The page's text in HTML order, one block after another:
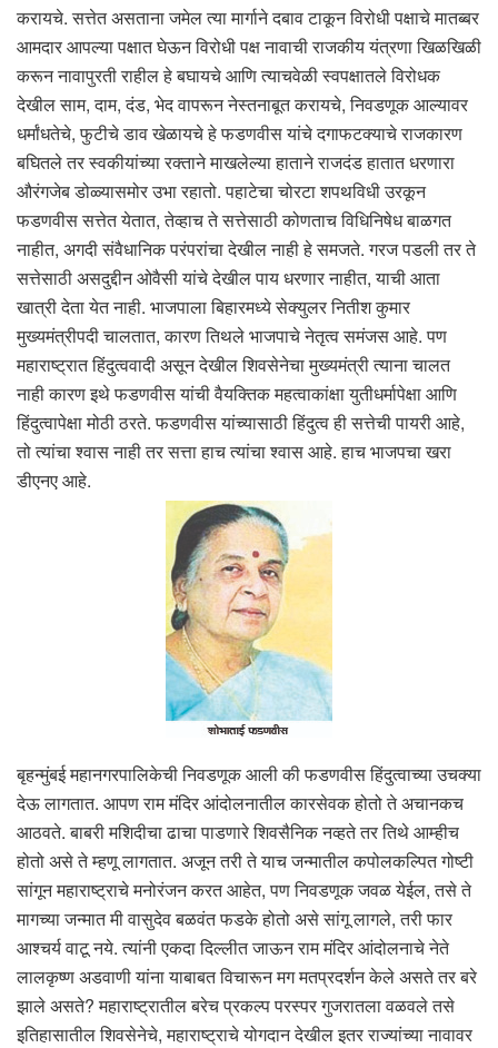
करायचे. सत्तेत असताना जमेल त्या मार्गाने दबाव टाकून विरोधी पक्षाचे मातब्बर
आमदार आपल्या पक्षात घेऊन विरोधी पक्ष नावाची राजकीय यंत्रणा खिळखिळी
करून नावापुरती राहील हे बघायचे आणि त्याचवेळी स्वपक्षातले विरोधक
देखील साम, दाम, दंड, भेद वापरून नेस्तनाबूत करायचे, निवडणूक आल्यावर
धर्मांधतेचे, फुटीचे डाव खेळायचे हे फडणवीस यांचे दगाफटक्याचे राजकारण
बघितले तर स्वकीयांच्या रक्ताने माखलेल्या हाताने राजदंड हातात धरणारा
औरंगजेब डोळ्यासमोर उभा रहातो. पहाटेचा चोरटा शपथविधी उरकून
फडणवीस सत्तेत येतात, तेव्हाच ते सत्तेसाठी कोणताच विधिनिषेध बाळगत
नाहीत, अगदी संवैधानिक परंपरांचा देखील नाही हे समजते. गरज पडली तर ते
सत्तेसाठी असदुद्दीन ओवैसी यांचे देखील पाय धरणार नाहीत, याची आता
खात्री देता येत नाही. भाजपाला बिहारमध्ये सेक्युलर नितीश कुमार
मुख्यमंत्रीपदी चालतात, कारण तिथले भाजपाचे नेतृत्व समंजस आहे. पण
महाराष्ट्रात हिंदुत्ववादी असून देखील शिवसेनेचा मुख्यमंत्री त्याना चालत
नाही कारण इथे फडणवीस यांची वैयक्तिक महत्वाकांक्षा युतीधर्मापेक्षा आणि
हिंदुत्वापेक्षा मोठी ठरते. फडणवीस यांच्यासाठी हिंदुत्व ही सत्तेची पायरी आहे,
तो त्यांचा श्वास नाही तर सत्ता हाच त्यांचा श्वास आहे. हाच भाजपचा खरा
डीएनए आहे.
बृहन्मुंबई महानगरपालिकेची निवडणूक आली की फडणवीस हिंदुत्वाच्या उचक्या
देऊ लागतात. आपण राम मंदिर आंदोलनातील कारसेवक होतो ते अचानकच
आठवते. बाबरी मशिदीचा ढाचा पाडणारे शिवसैनिक नव्हते तर तिथे आम्हीच
होतो असे ते म्हणू लागतात. अजून तरी ते याच जन्मातील कपोलकल्पित गोष्टी
सांगून महाराष्ट्राचे मनोरंजन करत आहेत, पण निवडणूक जवळ येईल, तसे ते
मागच्या जन्मात मी वासुदेव बळवंत फडके होतो असे सांगू लागले, तरी फार
आश्चर्य वाटू नये. त्यांनी एकदा दिल्लीत जाऊन राम मंदिर आंदोलनाचे नेते
लालकृष्ण अडवाणी यांना याबाबत विचारून मग मतप्रदर्शन केले असते तर बरे
झाले असते? महाराष्ट्रातील बरेच प्रकल्प परस्पर गुजरातला वळवले तसे
इतिहासातील शिवसेनेचे, महाराष्ट्राचे योगदान देखील इतर राज्यांच्या नावावर